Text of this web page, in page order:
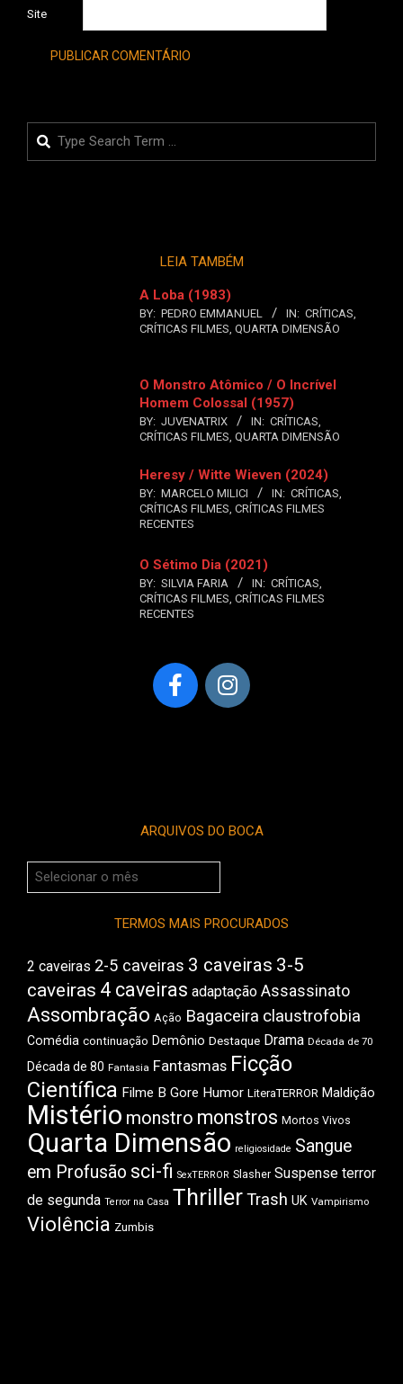
Site
Search
LEIA TAMBÉM
A Loba (1983)
BY: PEDRO EMMANUEL IN: CRÍTICAS
CRÍTICAS FILMES QUARTA DIMENSÃO
O Monstro Atômico / O Incrível
Homem Colossal (1957)
BY: JUVENATRIX IN: CRÍTICAS
CRÍTICAS FILMES QUARTA DIMENSÃO
Heresy / Witte Wieven (2024)
BY: MARCELO MILICI IN: CRÍTICAS
CRÍTICAS FILMES CRÍTICAS FILMES
RECENTES
O Sétimo Dia (2021)
BY: SILVIA FARIA IN: CRÍTICAS
CRÍTICAS FILMES CRÍTICAS FILMES
RECENTES
ARQUIVOS DO BOCA
Arquivos
do
TERMOS MAIS PROCURADOS
2 caveiras 2-5 caveiras 3 caveiras 3-5
caveiras 4 caveiras adaptação Assassinato
Assombração Ação Bagaceira claustrofobia
Comédia continuação Demônio Destaque Drama Década de 70
Década de 80 Fantasia Fantasmas Ficção
Científica Filme B Gore Humor LiteraTERROR Maldição
Mistério monstro monstros Mortos Vivos
Quarta Dimensão religiosidade Sangue
em Profusão sci-fi SexTERROR Slasher Suspense terror
de segunda Terror na Casa ThrillerTrash UK Vampirismo
Violência Zumbis